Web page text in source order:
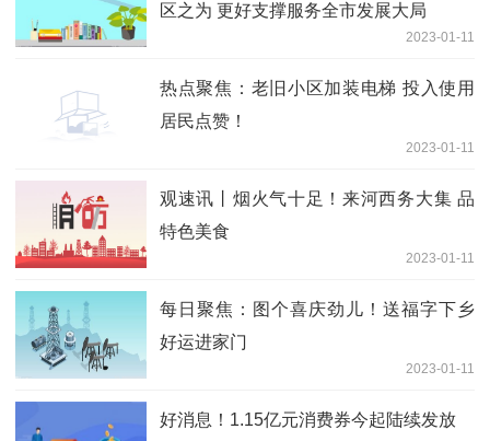
区之为 更好支撑服务全市发展大局
2023-01-11
热点聚焦：老旧小区加装电梯 投入使用
居民点赞！
2023-01-11
观速讯丨烟火气十足！来河西务大集 品
特色美食
2023-01-11
每日聚焦：图个喜庆劲儿！送福字下乡
好运进家门
2023-01-11
好消息！1.15亿元消费券今起陆续发放